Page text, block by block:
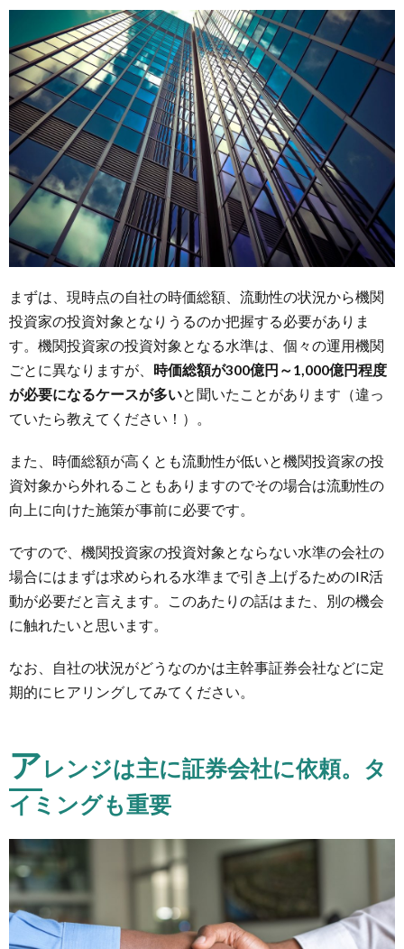
3.3.
スピー
カーは
主に
CEO
や
CFO
3.4.
英語が
話せな
いけど
大丈夫
なの
4.
オン
ライ
ーテ
ィン
グだ
では
ない
か？
その他
事前の
チェッ
クポイ
ント、
るこ
5.2.
飛行機
の急な
キャン
遅れ
5.3.
スリ、
ひった
まずは、現時点の自社の時価総額、流動性の状況から機関
投資家の投資対象となりうるのか把握する必要がありま
す。機関投資家の投資対象となる水準は、個々の運用機関
ごとに異なりますが、 時価総額が300億円～1,000億円程度
が必要になるケースが多いと聞いたことがあります（違っ
ていたら教えてください！）。
また、時価総額が高くとも流動性が低いと機関投資家の投
資対象から外れることもありますのでその場合は流動性の
向上に向けた施策が事前に必要です。
ですので、機関投資家の投資対象とならない水準の会社の
場合にはまずは求められる水準まで引き上げるためのIR活
動が必要だと言えます。このあたりの話はまた、別の機会
に触れたいと思います。
なお、自社の状況がどうなのかは主幹事証券会社などに定
期的にヒアリングしてみてください。
アレンジは主に証券会社に依頼。タ
イミングも重要